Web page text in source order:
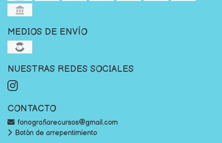
MEDIOS DE ENVÍO
NUESTRAS REDES SOCIALES
CONTACTO
fonografiarecursos@gmail.com
Botón de arrepentimiento